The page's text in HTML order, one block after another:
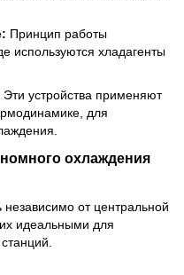
Принцип работы
используются хладагенты
Эти устройства применяют
для
охлаждения
от центральной
идеальными для